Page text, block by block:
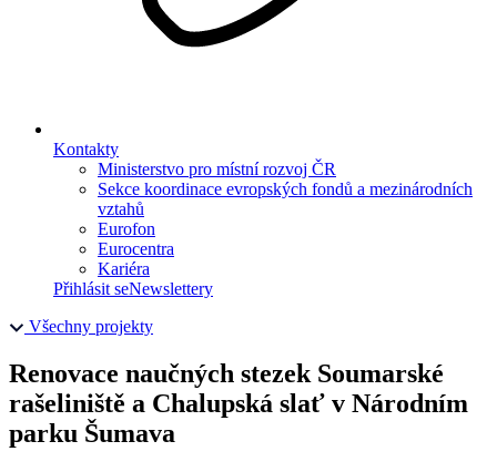
Kontakty
Ministerstvo pro místní rozvoj ČR
Sekce koordinace evropských fondů a mezinárodních
vztahů
Eurofon
Eurocentra
Kariéra
Přihlásit seNewslettery
Všechny projekty
Renovace naučných stezek Soumarské
rašeliniště a Chalupská slať v Národním
parku Šumava